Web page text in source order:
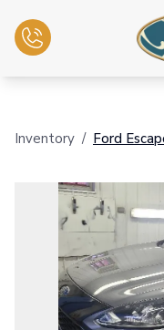
Inventory / Ford